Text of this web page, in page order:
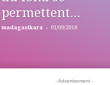
permettent...
madagasikara - 01/09/2018
- Advertisement -